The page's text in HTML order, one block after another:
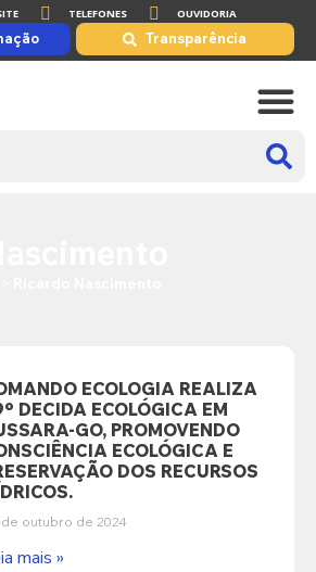
TELEFONES OUVIDORIA
Transparência
ECOLOGIA REALIZA
DECIDA ECOLÓGICA EM
GO, PROMOVENDO
ECOLÓGICA E
DOS RECURSOS
outubro de 2024
mais »